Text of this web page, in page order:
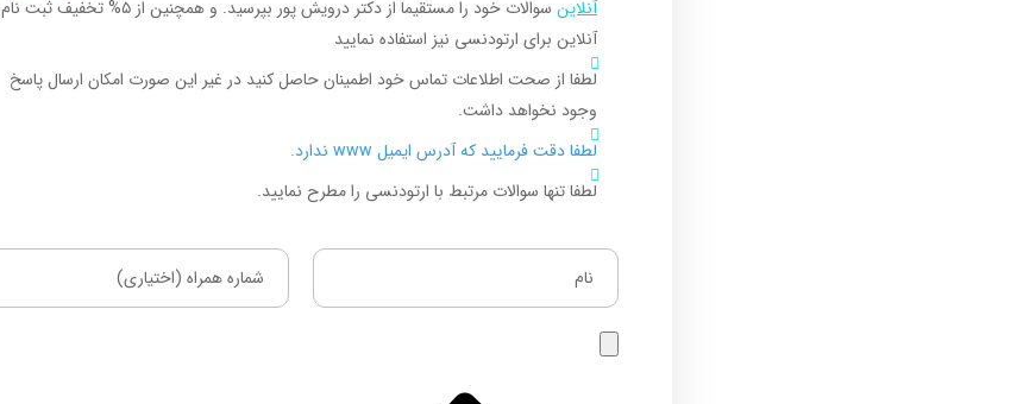
آنلاین
سوالات خود را مستقیما از دکتر درویش پور بپرسید. و همچنین از ۵% تخفیف ثبت نام
آنلاین برای ارتودنسی نیز استفاده نمایید
لطفا از صحت اطلاعات تماس خود اطمینان حاصل کنید در غیر این صورت امکان ارسال پاسخ
وجود نخواهد داشت.
لطفا دقت فرمایید که آدرس ایمیل www ندارد.
لطفا تنها سوالات مرتبط با ارتودنسی را مطرح نمایید.